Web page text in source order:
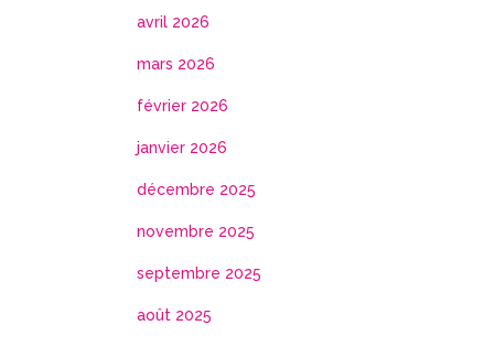
avril 2026
mars 2026
février 2026
janvier 2026
décembre 2025
novembre 2025
septembre 2025
août 2025